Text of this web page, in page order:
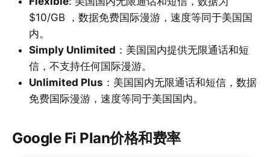
$10/GB ，数据免费国际漫游，速度等同于美国国
内。
Simply Unlimited ：美国国内提供无限通话和短
信，不支持任何国际漫游。
Unlimited Plus ：美国国内无限通话和短信，数据
免费国际漫游，速度等同于美国国内。
Google Fi Plan价格和费率